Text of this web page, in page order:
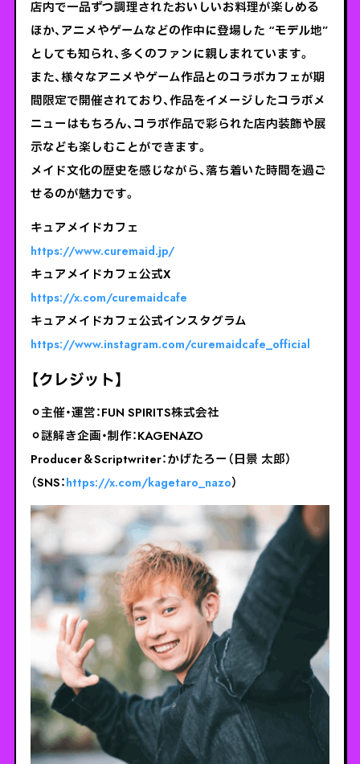
店内で一品ずつ調理されたおいしいお料理が楽しめる
ほか、アニメやゲームなどの作中に登場した “モデル地”
としても知られ、多くのファンに親しまれています。
また、様々なアニメやゲーム作品とのコラボカフェが期
間限定で開催されており、作品をイメージしたコラボメ
ニューはもちろん、コラボ作品で彩られた店内装飾や展
示なども楽しむことができます。
メイド文化の歴史を感じながら、落ち着いた時間を過ご
せるのが魅力です。
キュアメイドカフェ
https://www.curemaid.jp/
キュアメイドカフェ公式X
https://x.com/curemaidcafe
キュアメイドカフェ公式インスタグラム
https://www.instagram.com/curemaidcafe_official
【クレジット】
⚪︎主催・運営：FUN SPIRITS株式会社
⚪︎謎解き企画・制作：KAGENAZO
Producer＆Scriptwriter：かげたろー（日景 太郎）
（SNS：https://x.com/kagetaro_nazo）